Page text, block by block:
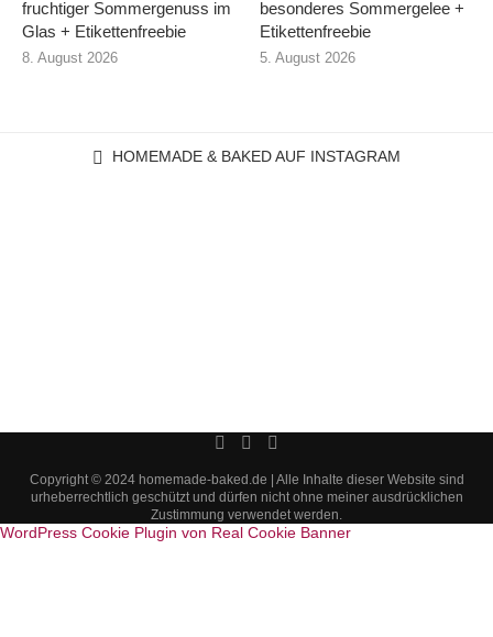
fruchtiger Sommergenuss im
Glas + Etikettenfreebie
8. August 2026
besonderes Sommergelee +
Etikettenfreebie
5. August 2026
HOMEMADE & BAKED AUF INSTAGRAM
Copyright © 2024 homemade-baked.de | Alle Inhalte dieser Website sind
urheberrechtlich geschützt und dürfen nicht ohne meiner ausdrücklichen
Zustimmung verwendet werden.
WordPress Cookie Plugin von Real Cookie Banner